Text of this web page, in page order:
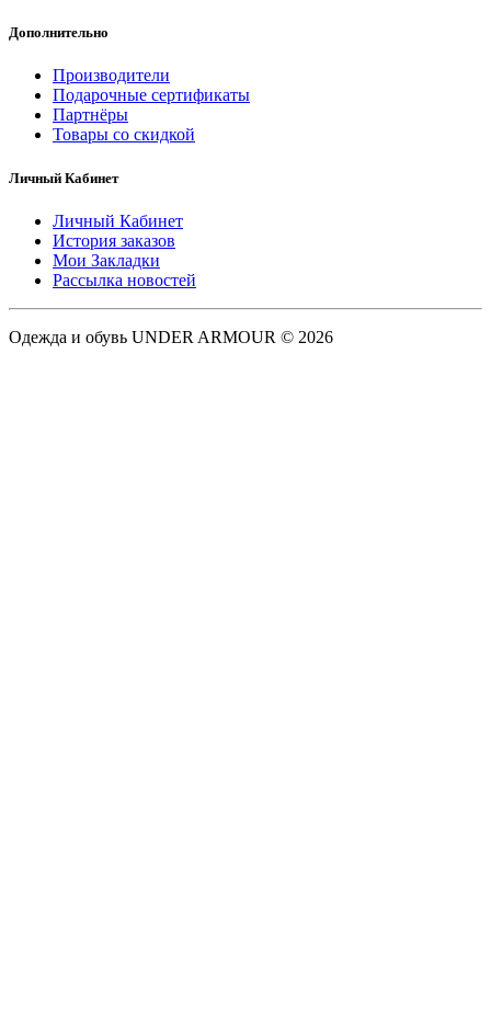
Дополнительно
Производители
Подарочные сертификаты
Партнёры
Товары со скидкой
Личный Кабинет
Личный Кабинет
История заказов
Мои Закладки
Рассылка новостей
Одежда и обувь UNDER ARMOUR © 2026